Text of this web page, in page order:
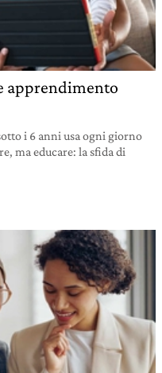
apprendimento
i 6 anni usa ogni giorno
ma educare: la sfida di